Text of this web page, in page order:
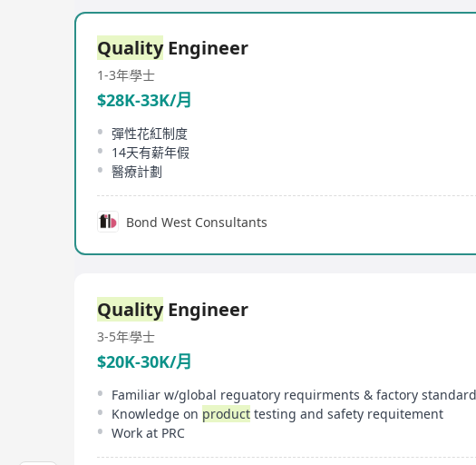
QualityEngineer
1-3年學士
$28K-33K/月
彈性花紅制度
14天有薪年假
醫療計劃
Bond West Consultants
QualityEngineer
3-5年學士
$20K-30K/月
Knowledge on product testing and safety requitement
Work at PRC